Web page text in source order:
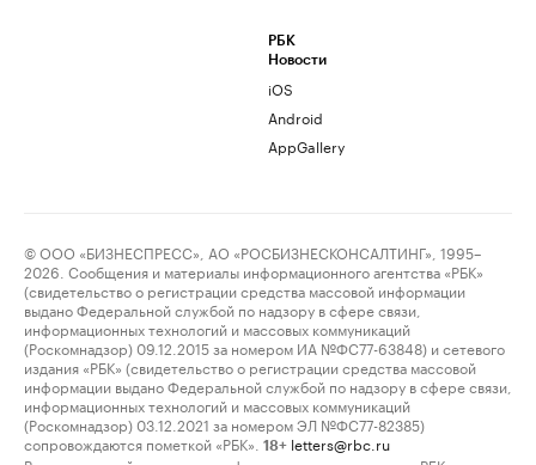
РБК
Новости
iOS
Android
AppGallery
© ООО «БИЗНЕСПРЕСС», АО «РОСБИЗНЕСКОНСАЛТИНГ», 1995–
2026. Сообщения и материалы информационного агентства «РБК»
(свидетельство о регистрации средства массовой информации
выдано Федеральной службой по надзору в сфере связи,
информационных технологий и массовых коммуникаций
(Роскомнадзор) 09.12.2015 за номером ИА №ФС77-63848) и сетевого
издания «РБК» (свидетельство о регистрации средства массовой
информации выдано Федеральной службой по надзору в сфере связи,
информационных технологий и массовых коммуникаций
(Роскомнадзор) 03.12.2021 за номером ЭЛ №ФС77-82385)
сопровождаются пометкой «РБК».
18+ letters@rbc.ru